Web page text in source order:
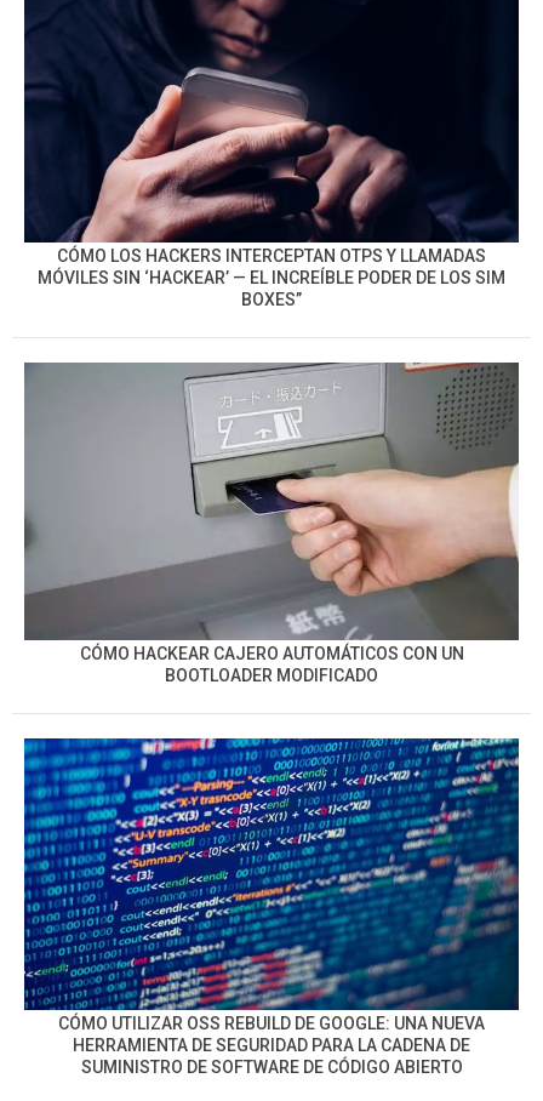
CÓMO LOS HACKERS INTERCEPTAN OTPS Y LLAMADAS
MÓVILES SIN ‘HACKEAR’ — EL INCREÍBLE PODER DE LOS SIM
BOXES”
CÓMO HACKEAR CAJERO AUTOMÁTICOS CON UN
BOOTLOADER MODIFICADO
CÓMO UTILIZAR OSS REBUILD DE GOOGLE: UNA NUEVA
HERRAMIENTA DE SEGURIDAD PARA LA CADENA DE
SUMINISTRO DE SOFTWARE DE CÓDIGO ABIERTO